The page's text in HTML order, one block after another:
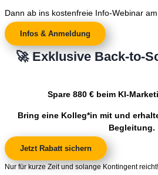
Dann ab ins kostenfreie Info-Webinar
Infos & Anmeldung
🚀 Exklusive Back-to-
Spare 880 € beim KI-
Bring eine Kolleg*in mit und
Begleitung.
Jetzt Rabatt sichern
Nur für kurze Zeit und solange Kontingent